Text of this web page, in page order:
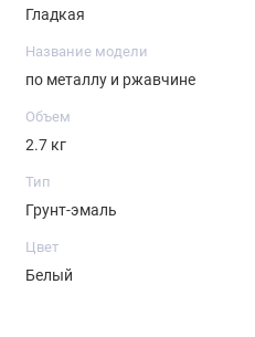
Гладкая
Название модели
по металлу и ржавчине
Объем
2.7 кг
Тип
Грунт-эмаль
Цвет
Белый